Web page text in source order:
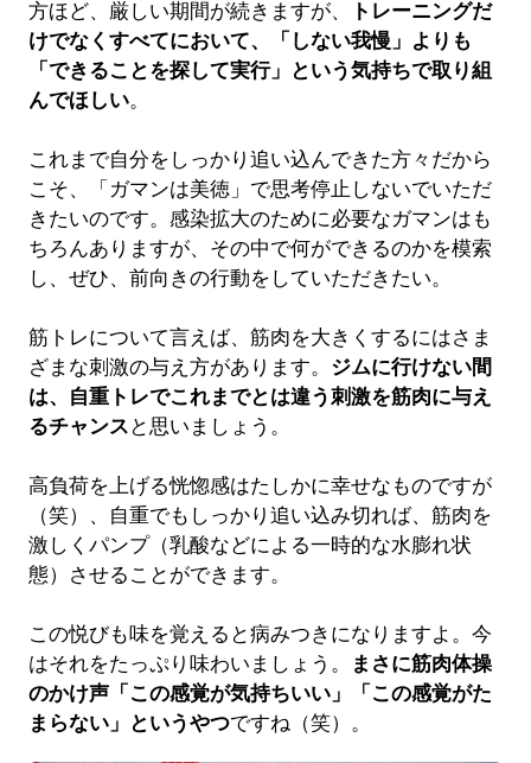
方ほど、厳しい期間が続きますが、
トレーニングだ
けでなくすべてにおいて、「しない我慢」よりも
「できることを探して実行」という気持ちで取り組
んでほしい。
これまで自分をしっかり追い込んできた方々だから
こそ、「ガマンは美徳」で思考停止しないでいただ
きたいのです。感染拡大のために必要なガマンはも
ちろんありますが、その中で何ができるのかを模索
し、ぜひ、前向きの行動をしていただきたい。
筋トレについて言えば、筋肉を大きくするにはさま
ざまな刺激の与え方があります。 ジムに行けない間
は、自重トレでこれまでとは違う刺激を筋肉に与え
るチャンス と思いましょう。
高負荷を上げる恍惚感はたしかに幸せなものですが
（笑）、自重でもしっかり追い込み切れば、筋肉を
激しくパンプ（乳酸などによる一時的な水膨れ状
態）させることができます。
この悦びも味を覚えると病みつきになりますよ。今
はそれをたっぷり味わいましょう。
まさに筋肉体操
のかけ声「この感覚が気持ちいい」「この感覚がた
まらない」というやつですね（笑）。